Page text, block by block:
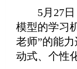
5月27日
模型的学习
老师”的能
动式、个性